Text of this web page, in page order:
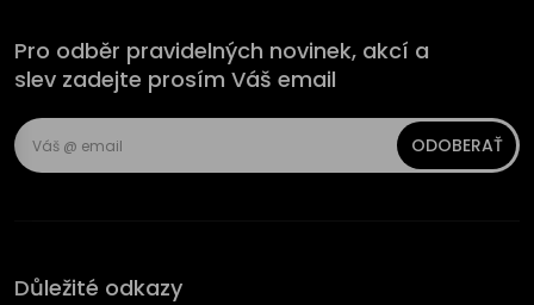
Pro odběr pravidelných novinek, akcí a
slev zadejte prosím Váš email
ODOBERAŤ
Důležité odkazy